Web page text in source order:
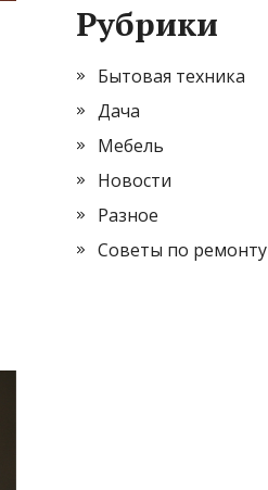
Рубрики
Бытовая техника
Дача
Мебель
Новости
Разное
Советы по ремонту